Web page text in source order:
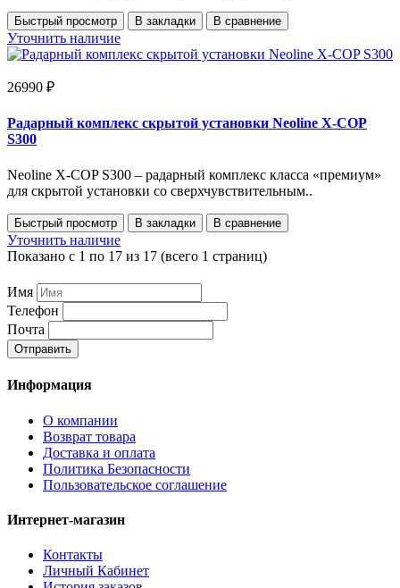
Быстрый просмотр В закладки В сравнение
Уточнить наличие
26990 ₽
Радарный комплекс скрытой установки Neoline X-COP
S300
Neoline X-COP S300 – радарный комплекс класса «премиум»
для скрытой установки со сверхчувствительным..
Быстрый просмотр В закладки В сравнение
Уточнить наличие
Показано с 1 по 17 из 17 (всего 1 страниц)
Имя
Телефон
Почта
Отправить
Информация
О компании
Возврат товара
Доставка и оплата
Политика Безопасности
Пользовательское соглашение
Интернет-магазин
Контакты
Личный Кабинет